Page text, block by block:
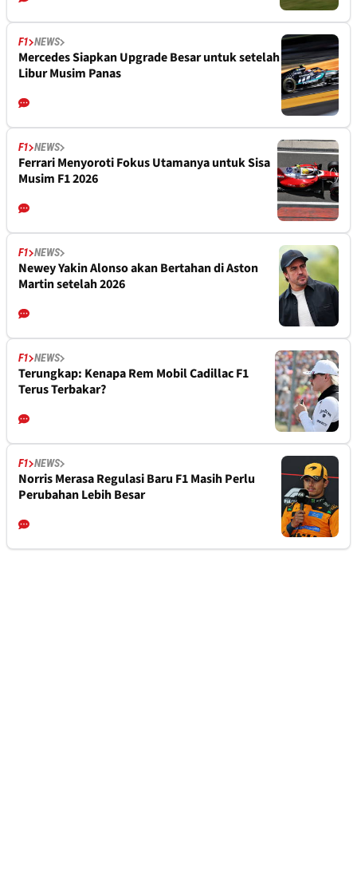
F1 NEWS
Mercedes Siapkan Upgrade Besar untuk setelah
Libur Musim Panas
F1 NEWS
Ferrari Menyoroti Fokus Utamanya untuk Sisa
Musim F1 2026
F1 NEWS
Newey Yakin Alonso akan Bertahan di Aston
Martin setelah 2026
F1 NEWS
Terungkap: Kenapa Rem Mobil Cadillac F1
Terus Terbakar?
F1 NEWS
Norris Merasa Regulasi Baru F1 Masih Perlu
Perubahan Lebih Besar